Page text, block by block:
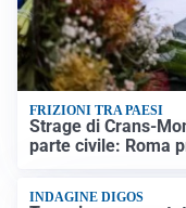
FRIZIONI TRA PAESI
Strage di Crans-
parte civile: Roma
INDAGINE DIGOS